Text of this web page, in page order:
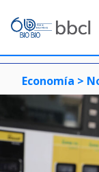
Economía >